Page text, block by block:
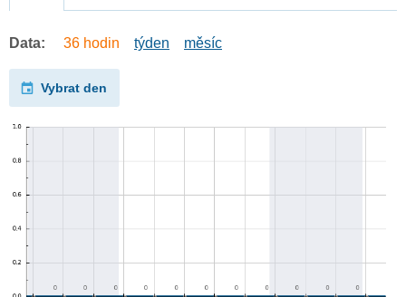
Data: 36 hodin týden měsíc
Vybrat den